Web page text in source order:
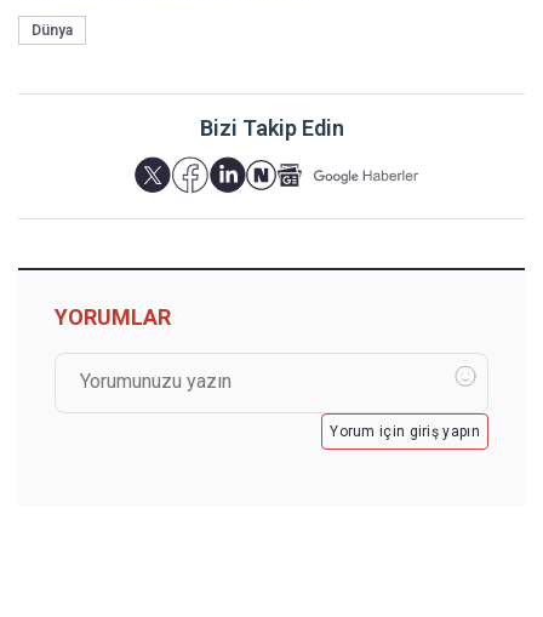
Dünya
Bizi Takip Edin
YORUMLAR
Yorum için giriş yapın